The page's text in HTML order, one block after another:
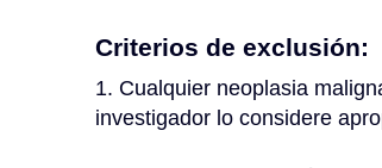
Criterios de exclusión:
1. Cualquier neoplasia
investigador lo considere